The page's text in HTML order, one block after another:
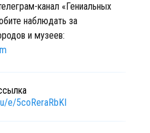
канал «Гениальных
наблюдать за
и музеев:
e/5coReraRbKI